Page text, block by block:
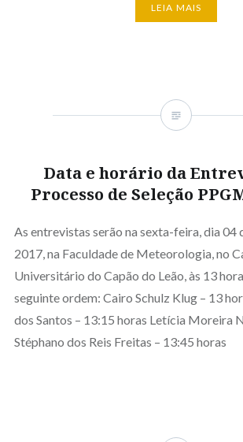
LEIA MAIS
Data e horário da
Processo de Seleção
As entrevistas serão na sexta-feira, dia 04
2017, na Faculdade de Meteorologia, no
Universitário do Capão do Leão, às 13
seguinte ordem: Cairo Schulz Klug – 13
dos Santos – 13:15 horas Letícia Moreira
Stéphano dos Reis Freitas – 13:45 horas